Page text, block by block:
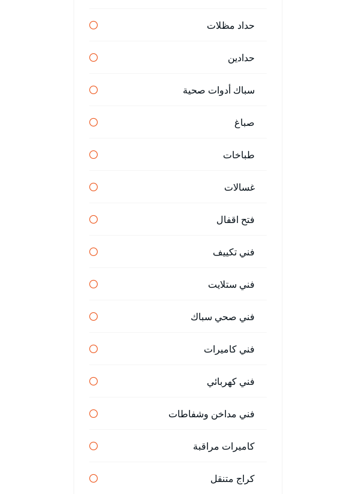
حداد مظلات
حدادين
سباك أدوات صحية
صباغ
طباخات
غسالات
فتح اقفال
فني تكييف
فني ستلايت
فني صحي سباك
فني كاميرات
فني كهربائي
فني مداخن وشفاطات
كاميرات مراقبة
كراج متنقل